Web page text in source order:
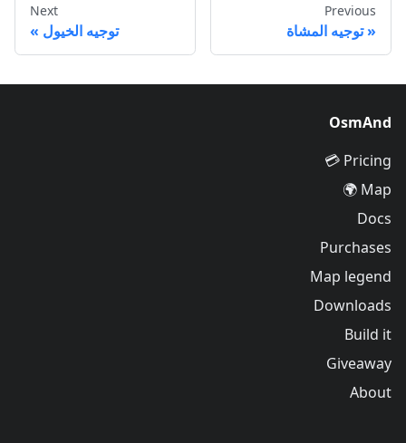
Previous
توجيه المشاة
Next
توجيه الخيول
OsmAnd
Pricing 💳
Map 🌍
Docs
Purchases
Map legend
Downloads
Build it
Giveaway
About